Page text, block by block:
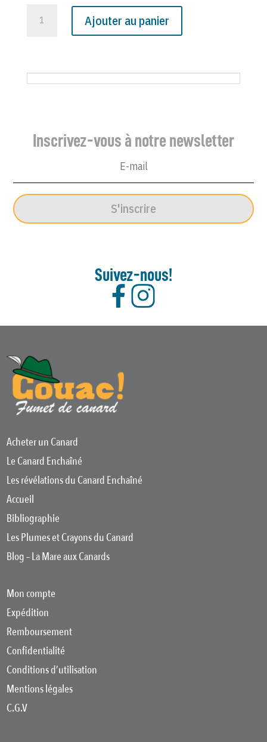
du
Ajouter au panier
Inscrivez-vous à notre newsletter
S'inscrire
Suivez-nous!
Acheter un Canard
Le Canard Enchaîné
Les révélations du Canard Enchaîné
Accueil
Bibliographie
Les Plumes et Crayons du Canard
Blog – La Mare aux Canards
Mon compte
Expédition
Remboursement
Confidentialité
Conditions d’utilisation
Mentions légales
C.G.V